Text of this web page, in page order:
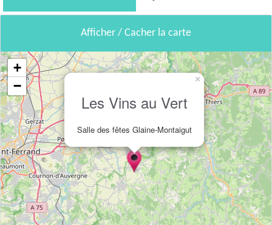
Afficher / Cacher la carte
Les Vins au Vert
Salle des fêtes Glaine-Montaigut
×
+
−